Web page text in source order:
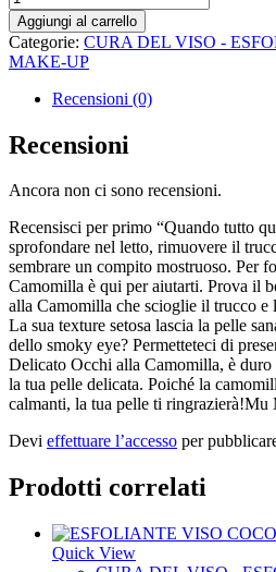
Aggiungi al carrello
Categorie: CURA DEL VISO -
MAKE-UP
Recensioni (0)
Recensioni
Ancora non ci sono recensioni.
Recensisci per primo “Quando tutto
sprofondare nel letto, rimuovere il
sembrare un compito mostruoso. Per
Camomilla è qui per aiutarti. Prova il
alla Camomilla che scioglie il trucco e
La sua texture setosa lascia la pelle
dello smoky eye? Permetteteci di
Delicato Occhi alla Camomilla, è
la tua pelle delicata. Poiché la
calmanti, la tua pelle ti ringrazierà!Mu
Devi effettuare l’accesso per
Prodotti correlati
Quick View